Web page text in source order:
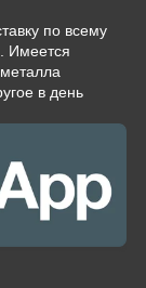
по всему
Имеется
в день